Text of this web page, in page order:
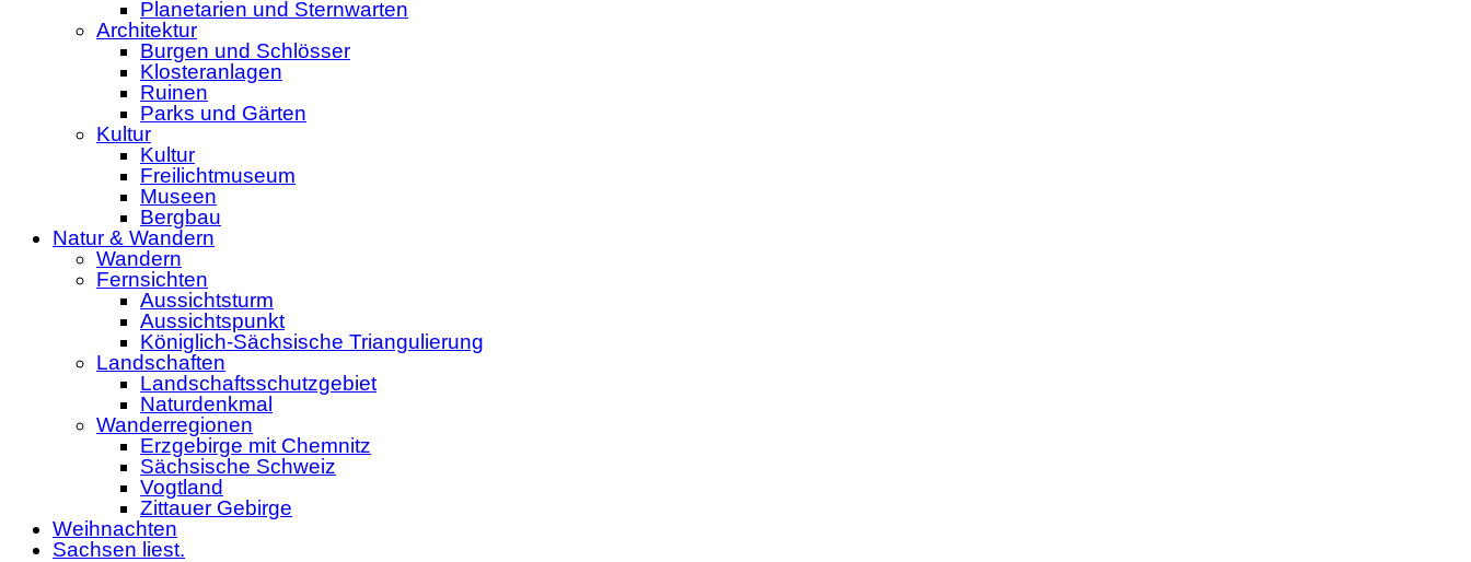
Planetarien und Sternwarten
Architektur
Burgen und Schlösser
Klosteranlagen
Ruinen
Parks und Gärten
Kultur
Kultur
Freilichtmuseum
Museen
Bergbau
Natur & Wandern
Wandern
Fernsichten
Aussichtsturm
Aussichtspunkt
Königlich-Sächsische Triangulierung
Landschaften
Landschaftsschutzgebiet
Naturdenkmal
Wanderregionen
Erzgebirge mit Chemnitz
Sächsische Schweiz
Vogtland
Zittauer Gebirge
Weihnachten
Sachsen liest.